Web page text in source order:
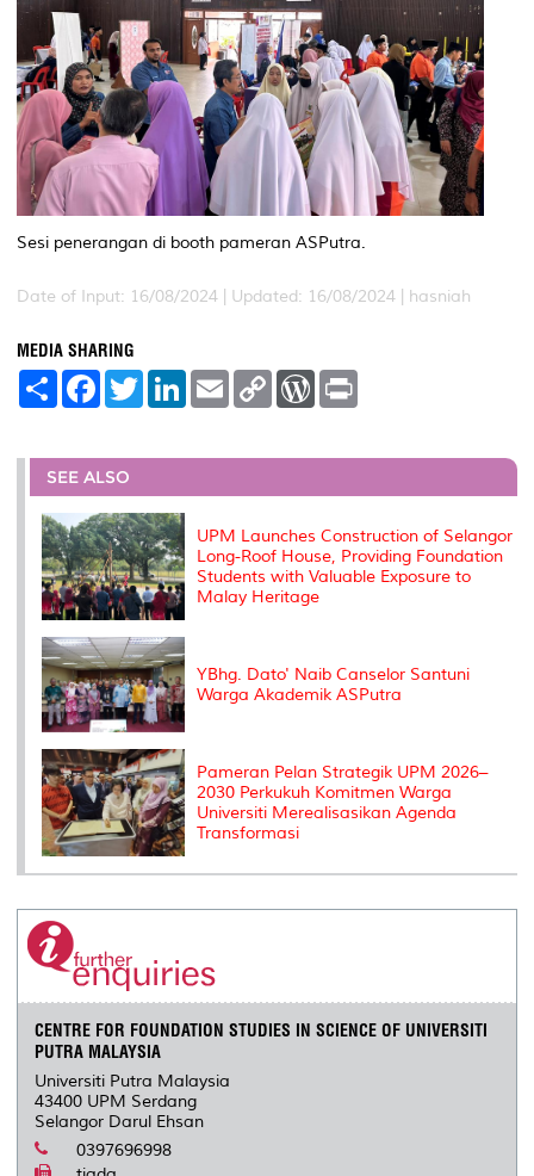
Sesi penerangan di booth pameran ASPutra.
Date of Input: 16/08/2024 | Updated: 16/08/2024 | hasniah
MEDIA SHARING
S
e
F
a
b
o
o
k
T
w
t
r
L
e
I
E
m
l
C
L
n
W
P
e
s
t
SEE ALSO
UPM Launches Construction of Selangor
Long-Roof House, Providing Foundation
Students with Valuable Exposure to
Malay Heritage
YBhg. Dato' Naib Canselor Santuni
Warga Akademik ASPutra
Pameran Pelan Strategik UPM 2026–
2030 Perkukuh Komitmen Warga
Universiti Merealisasikan Agenda
Transformasi
CENTRE FOR FOUNDATION STUDIES IN SCIENCE OF UNIVERSITI
PUTRA MALAYSIA
Universiti Putra Malaysia
43400 UPM Serdang
Selangor Darul Ehsan
0397696998